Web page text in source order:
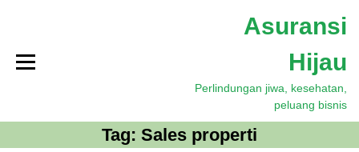
n
Asuransi
Hijau
Perlindungan jiwa, kesehatan,
peluang bisnis
Tag: Sales properti